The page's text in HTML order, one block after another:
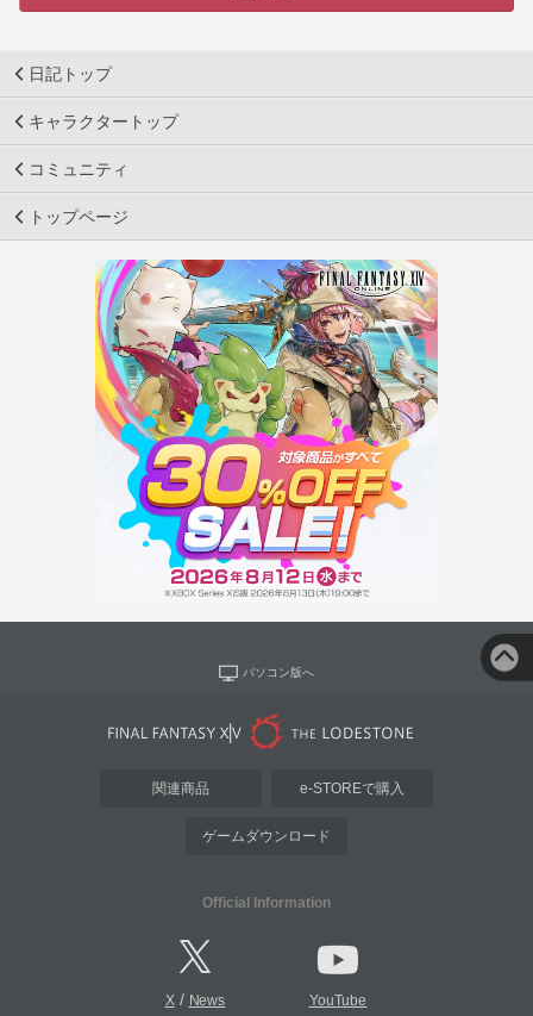
日記トップ
キャラクタートップ
コミュニティ
トップページ
パソコン版へ
関連商品 e-STOREで購入
ゲームダウンロード
Official Information
X/ News YouTube